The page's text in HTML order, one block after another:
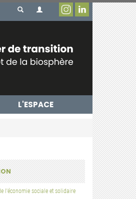
L'ESPACE
l'économie sociale et solidaire